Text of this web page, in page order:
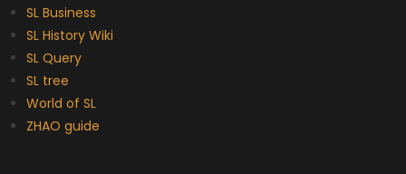
SL Business
SL History Wiki
SL Query
SL tree
World of SL
ZHAO guide